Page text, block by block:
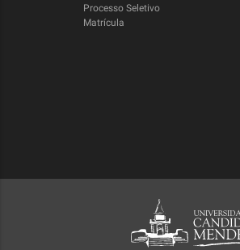
Processo Seletivo
Matrícula